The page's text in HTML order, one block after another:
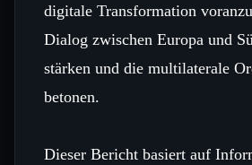
digitale Transformation
Dialog zwischen Europa und
stärken und die multilaterale
betonen.
Dieser Bericht basiert auf